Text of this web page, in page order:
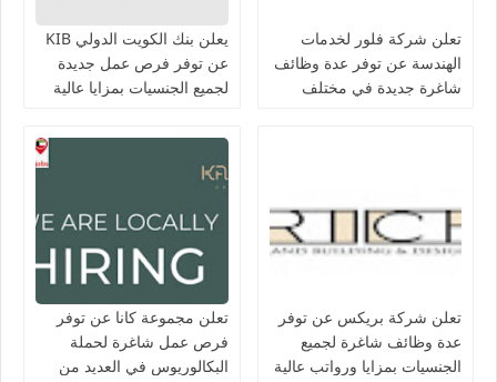
تعلن شركة فلور لخدمات
الهندسة عن توفر عدة وظائف
شاغرة جديدة في مختلف
يعلن بنك الكويت الدولي KIB
عن توفر فرص عمل جديدة
لجميع الجنسيات بمزايا عالية
تعلن شركة بريكس عن توفر
عدة وظائف شاغرة لجميع
الجنسيات بمزايا ورواتب عالية
تعلن مجموعة كانا عن توفر
فرص عمل شاغرة لحملة
البكالوريوس في العديد من